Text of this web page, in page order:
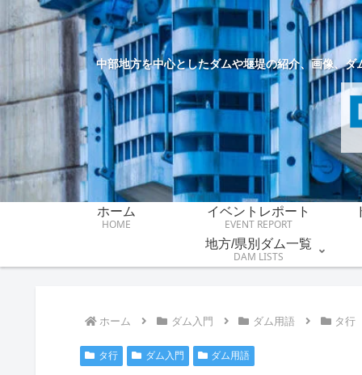
中部地方を中心としたダムや堰堤の紹介、画像、
ホーム
HOME
イベントレポート
EVENT REPORT
地方/県別ダム一覧
DAM LISTS
ホーム ダム入門 ダム用語 タ行
タ行 ダム入門 ダム用語